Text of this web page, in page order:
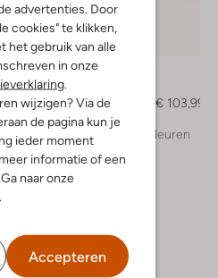
advertenties. Door
cookies" te klikken,
het gebruik van alle
in onze
wijzigen? Via de
de pagina kun je
ieder moment
informatie of een
naar onze
Accepteren
-20%
€ 129,99
€ 103,99
+ meer kleuren